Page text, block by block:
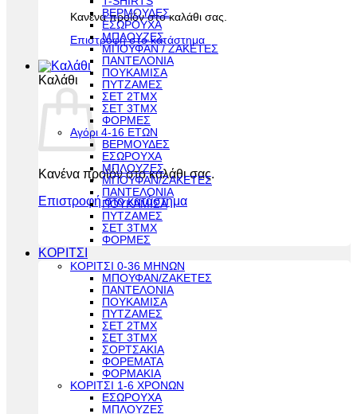
Κανένα προϊόν στο καλάθι σας.
Επιστροφή στο κατάστημα
Καλάθι
Κανένα προϊόν στο καλάθι σας.
Επιστροφή στο κατάστημα
ΒΕΡΜΟΥΔΕΣ
ΕΣΩΡΟΥΧΑ
ΜΠΛΟΥΖΕΣ
ΜΠΟΥΦΑΝ / ΖΑΚΕΤΕΣ
ΠΑΝΤΕΛΟΝΙΑ
ΠΟΥΚΑΜΙΣΑ
ΠΥΤΖΑΜΕΣ
ΣΕΤ 2ΤΜΧ
ΣΕΤ 3ΤΜΧ
ΦΟΡΜΕΣ
Αγόρι 4-16 ΕΤΩΝ
ΒΕΡΜΟΥΔΕΣ
ΕΣΩΡΟΥΧΑ
ΜΠΛΟΥΖΕΣ
ΜΠΟΥΦΑΝ/ΖΑΚΕΤΕΣ
ΠΑΝΤΕΛΟΝΙΑ
ΠΟΥΚΑΜΙΣΑ
ΠΥΤΖΑΜΕΣ
ΣΕΤ 3ΤΜΧ
ΦΟΡΜΕΣ
ΚΟΡΙΤΣΙ
ΚΟΡΙΤΣΙ 0-36 ΜΗΝΩΝ
ΜΠΟΥΦΑΝ/ΖΑΚΕΤΕΣ
ΠΑΝΤΕΛΟΝΙΑ
ΠΟΥΚΑΜΙΣΑ
ΠΥΤΖΑΜΕΣ
ΣΕΤ 2ΤΜΧ
ΣΕΤ 3ΤΜΧ
ΣΟΡΤΣΑΚΙΑ
ΦΟΡΕΜΑΤΑ
ΦΟΡΜΑΚΙΑ
ΚΟΡΙΤΣΙ 1-6 ΧΡΟΝΩΝ
ΕΣΩΡΟΥΧΑ
ΜΠΛΟΥΖΕΣ